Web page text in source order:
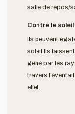
salle de repos/
Contre le soleil
Ils peuvent
soleil.Ils
gêné par les
travers
effet.